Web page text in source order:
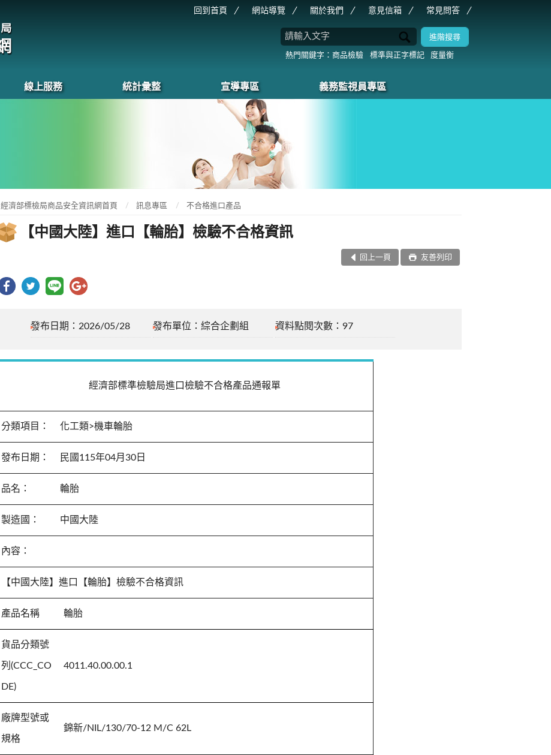
回到首頁 網站導覽 關於我們 意見信箱 常見問答
商品檢驗 標準與正字標記 度量衡
線上服務 統計彙整 宣導專區 義務監視員專區
經濟部標檢局商品安全資訊網首頁 訊息專區 不合格進口產品
【中國大陸】進口【輪胎】檢驗不合格資訊
回上一頁 友善列印
發布日期：2026/05/28 發布單位：綜合企劃組 資料點閱次數：97
經濟部標準檢驗局進口檢驗不合格產品通報單
分類項目： 化工類>機車輪胎
發布日期： 民國115年04月30日
品名： 輪胎
製造國： 中國大陸
內容：
【中國大陸】進口【輪胎】檢驗不合格資訊
產品名稱 輪胎
貨品分類號
列(CCC_CO
DE)
4011.40.00.00.1
廠牌型號或
規格
錦新/NIL/130/70-12 M/C 62L